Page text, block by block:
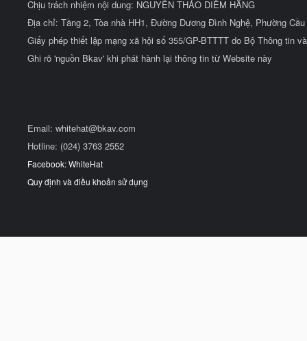
Chịu trách nhiệm nội dung: NGUYỄN THẢO DIỄM HẰNG
Địa chỉ: Tầng 2, Tòa nhà HH1, Đường Dương Đình Nghệ, Phường
Giấy phép thiết lập mạng xã hội số 355/GP-BTTTT do Bộ Thông tin
Ghi rõ 'nguồn Bkav' khi phát hành lại thông tin từ Website này
Email: whitehat@bkav.com
Hotline: (024) 3763 2552
Facebook: WhiteHat
Quy định và điều khoản sử dụng